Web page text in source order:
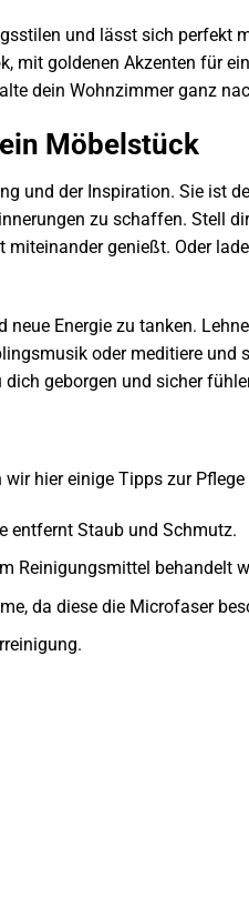
und lässt sich perfekt
mit goldenen Akzenten für
dein Wohnzimmer ganz
Möbelstück
und der Inspiration. Sie ist
zu schaffen. Stell
genießt. Oder
Energie zu tanken.
oder meditiere und
geborgen und sicher
hier einige Tipps zur
entfernt Staub und Schmutz.
Reinigungsmittel behandelt
da diese die Microfaser